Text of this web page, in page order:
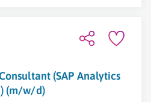
(SAP Analytics
(m/w/d)